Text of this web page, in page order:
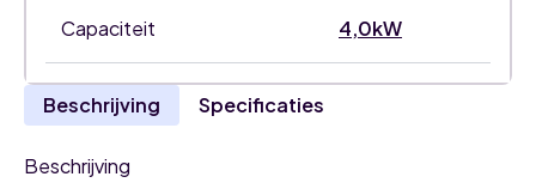
Capaciteit 4,0kW
Beschrijving Specificaties
Beschrijving